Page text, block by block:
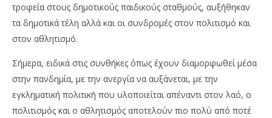
τροφεία στους δημοτικούς παιδικούς σταθμούς, αυξήθηκαν
τα δημοτικά τέλη αλλά και οι συνδρομές στον πολιτισμό και
στον αθλητισμό.
Σήμερα, ειδικά στις συνθήκες όπως έχουν διαμορφωθεί μέσα
στην πανδημία, με την ανεργία να αυξάνεται, με την
εγκληματική πολιτική που υλοποιείται απέναντι στον λαό, ο
πολιτισμός και ο αθλητισμός αποτελούν πιο πολύ από ποτέ